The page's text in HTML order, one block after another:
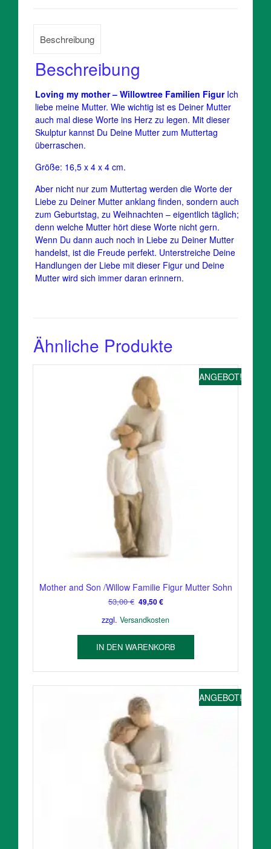
Beschreibung
Beschreibung
Loving my mother – Willowtree Familien FigurIch
liebe meine Mutter. Wie wichtig ist es Deiner Mutter
auch mal diese Worte ins Herz zu legen. Mit dieser
Skulptur kannst Du Deine Mutter zum Muttertag
überraschen.
Größe: 16,5 x 4 x 4 cm.
Aber nicht nur zum Muttertag werden die Worte der
Liebe zu Deiner Mutter anklang finden, sondern auch
zum Geburtstag, zu Weihnachten – eigentlich täglich;
denn welche Mutter hört diese Worte nicht gern.
Wenn Du dann auch noch in Liebe zu Deiner Mutter
handelst, ist die Freude perfekt. Unterstreiche Deine
Handlungen der Liebe mit dieser Figur und Deine
Mutter wird sich immer daran erinnern.
Ähnliche Produkte
ANGEBOT!
Mother and Son /Willow Familie Figur Mutter Sohn
53,00€ Ursprünglicher
war:
53,00 €
49,50€Aktueller
ist:
49,50 €.
zzgl. Versandkosten
IN DEN WARENKORB
ANGEBOT!